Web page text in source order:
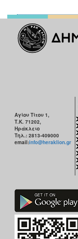
Αγίου Τίτου 1,
Τ.Κ. 71202,
Ηράκλειο
Τηλ.: 2813-409000
email:info@heraklion.gr